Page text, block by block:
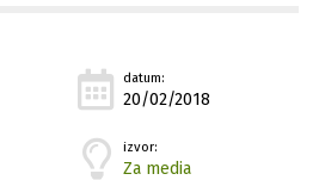
datum:
20/02/2018
izvor:
Za media